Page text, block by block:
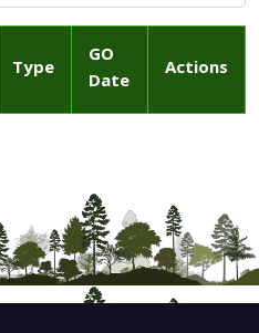
Type
GO
Date
Actions